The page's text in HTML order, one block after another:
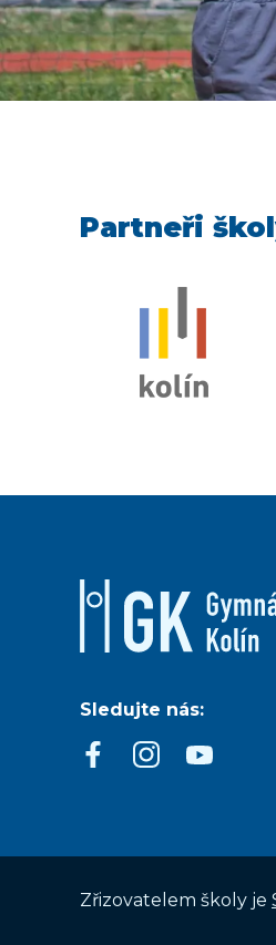
Partneři
Sledujte nás:
Zřizovatelem školy je